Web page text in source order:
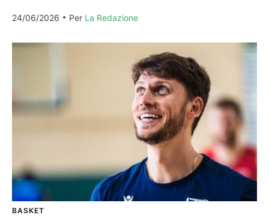
24/06/2026
Per La Redazione
BASKET